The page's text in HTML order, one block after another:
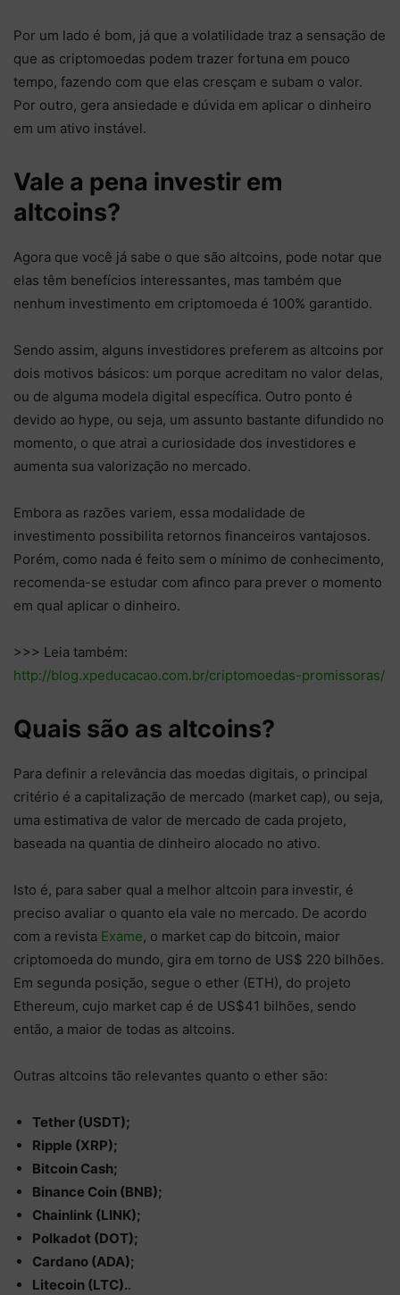
Por um lado é bom, já que a volatilidade traz a sensação de
que as criptomoedas podem trazer fortuna em pouco
tempo, fazendo com que elas cresçam e subam o valor.
Por outro, gera ansiedade e dúvida em aplicar o dinheiro
em um ativo instável.
Vale a pena investir em
altcoins?
Agora que você já sabe o que são altcoins, pode notar que
elas têm benefícios interessantes, mas também que
nenhum investimento em criptomoeda é 100% garantido.
Sendo assim, alguns investidores preferem as altcoins por
dois motivos básicos: um porque acreditam no valor delas,
ou de alguma modela digital específica. Outro ponto é
devido ao hype, ou seja, um assunto bastante difundido no
momento, o que atrai a curiosidade dos investidores e
aumenta sua valorização no mercado.
Embora as razões variem, essa modalidade de
investimento possibilita retornos financeiros vantajosos.
Porém, como nada é feito sem o mínimo de conhecimento,
recomenda-se estudar com afinco para prever o momento
em qual aplicar o dinheiro.
>>> Leia também:
http://blog.xpeducacao.com.br/criptomoedas-promissoras/
Quais são as altcoins?
Para definir a relevância das moedas digitais, o principal
critério é a capitalização de mercado (market cap), ou seja,
uma estimativa de valor de mercado de cada projeto,
baseada na quantia de dinheiro alocado no ativo.
Isto é, para saber qual a melhor altcoin para investir, é
preciso avaliar o quanto ela vale no mercado. De acordo
com a revista Exame, o market cap do bitcoin, maior
criptomoeda do mundo, gira em torno de US$ 220 bilhões.
Em segunda posição, segue o ether (ETH), do projeto
Ethereum, cujo market cap é de US$41 bilhões, sendo
então, a maior de todas as altcoins.
Outras altcoins tão relevantes quanto o ether são:
Tether (USDT);
Ripple (XRP);
Bitcoin Cash;
Binance Coin (BNB);
Chainlink (LINK);
Polkadot (DOT);
Cardano (ADA);
Litecoin (LTC)..